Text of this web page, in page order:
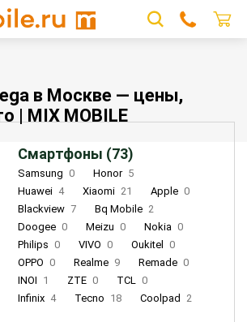
в Москве — цены,
| MIX MOBILE
Смартфоны (73)
Samsung 0 Honor 5
Huawei 4 Xiaomi 21 Apple 0
Blackview 7 Bq Mobile 2
Doogee 0 Meizu 0 Nokia 0
Philips 0 VIVO 0 Oukitel
0
OPPO 0 Realme 9 Remade 0
INOI 1 ZTE 0 TCL 0
Infinix 4 Tecno 18 Coolpad 2